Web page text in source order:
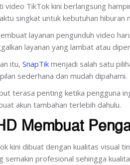
video TikTok kini berlangsung
singkat untuk kebutuhan hiburan
layanan pengunduh video
layanan yang lambat atau
itu, SnapTik menjadi salah satu
sederhana dan mudah dipahami.
terasa penting ketika pengguna
akun tambahan terlebih dahulu.
Membuat
kini dibuat dengan kualitas visual
semakin profesional sehingga